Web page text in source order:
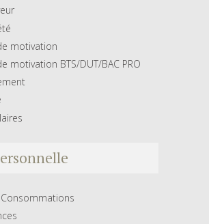
motivation
motivation BTS/DUT/BAC PRO